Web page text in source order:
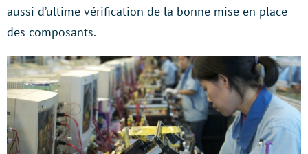
aussi d’ultime vérification de la bonne mise en place
des composants.